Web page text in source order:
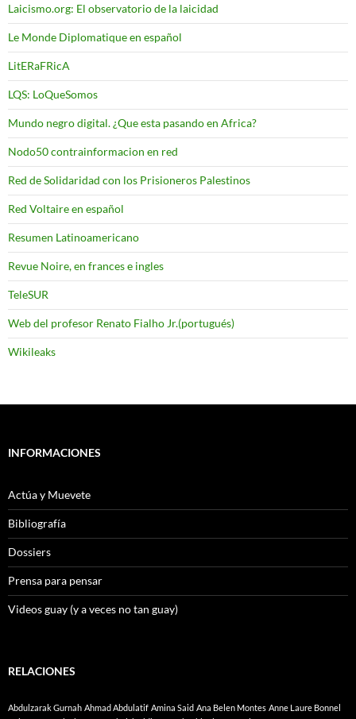
Laicismo.org: El observatorio de la laicidad
Le Monde Diplomatique en español
LitERaFRicA
LQS: LoQueSomos
Mundo negro digital. ¿Que esta pasando en Africa?
Nodo50 contrainformacion en red
Red de Solidaridad con los Prisioneros Palestinos
Red Voltaire en español
Resumen Latinoamericano
Revue Noire, en frances e ingles
TeleSUR
Web del profesor Renato Fialho Jr.(portugués)
Wikileaks
INFORMACIONES
Actúa y Muevete
Bibliografía
Dossiers
Prensa para pensar
Videos guay (y a veces no tan guay)
RELACIONES
Abdulzarak Gurnah Ahmad Abdulatif Amina Said Ana Belen Montes Anne Laure Bonnel